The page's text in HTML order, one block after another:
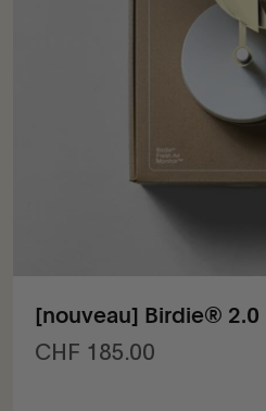
[nouveau] Birdie® 2.0
Prix de vente
CHF 185.00